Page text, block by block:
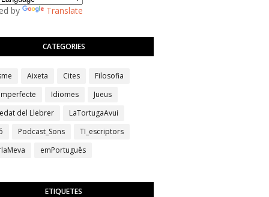
by Translate
CATEGORIES
Aixeta Cites
Filosofia
Idiomes
Jueus
del Llebrer
LaTortugaAvui
Podcast_Sons
TI_escriptors
emPortuguês
ETIQUETES